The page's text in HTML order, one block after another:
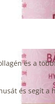
és a
és segít a